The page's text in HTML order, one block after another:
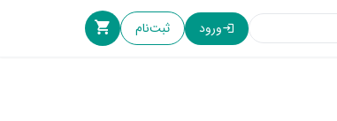
ورود ثبت‌نام